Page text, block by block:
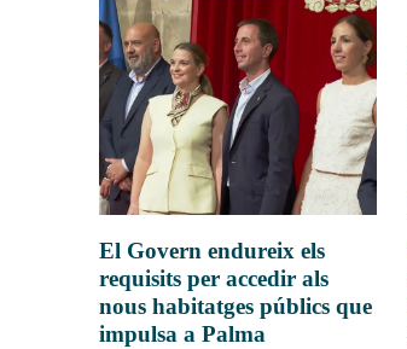
El Govern endureix els
requisits per accedir als
nous habitatges públics que
impulsa a Palma